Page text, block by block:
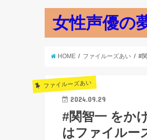
女性声優の
HOME ファイルーズあい #
ファイルーズあい
2024.09.29
#関智一 をか
はファイルー